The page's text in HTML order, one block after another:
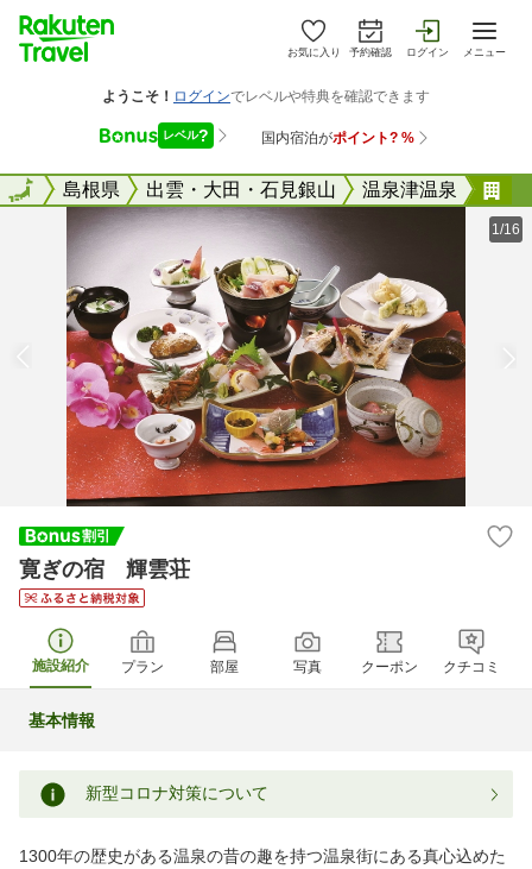
お気に入り 予約確認 ログイン メニュー
全国島根県 出雲・大田・石見銀山 温泉津温泉
全国
1/16
寛ぎの宿 輝雲荘
施設紹介 プラン 部屋 写真 クーポン クチコミ
基本情報
新型コロナ対策について
1300年の歴史がある温泉の昔の趣を持つ温泉街にある真心込めた